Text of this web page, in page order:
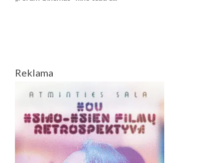
Reklama